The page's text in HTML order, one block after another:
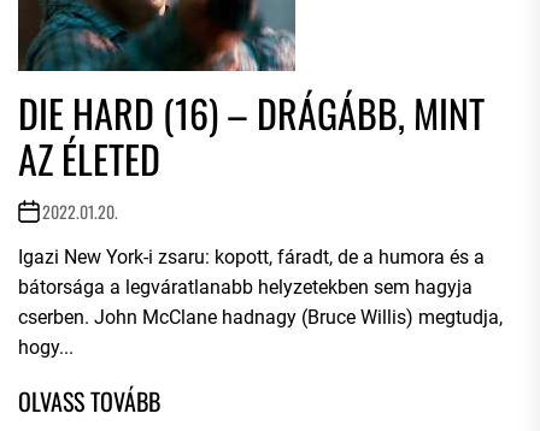
DIE HARD (16) – DRÁGÁBB, MINT
AZ ÉLETED
2022.01.20.
Igazi New York-i zsaru: kopott, fáradt, de a humora és a
bátorsága a legváratlanabb helyzetekben sem hagyja
cserben. John McClane hadnagy (Bruce Willis) megtudja,
hogy...